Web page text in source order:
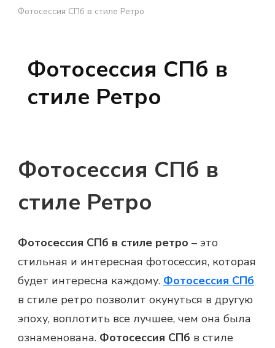
Фотосессия СПб в стиле Ретро
Фотосессия СПб в
стиле Ретро
Фотосессия СПб в
стиле Ретро
Фотосессия СПб в стиле ретро – это
стильная и интересная фотосессия, которая
будет интересна каждому. Фотосессия СПб
в стиле ретро позволит окунуться в другую
эпоху, воплотить все лучшее, чем она была
ознаменована. Фотосессия СПб в стиле